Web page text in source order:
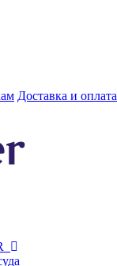
Доставка и оплата